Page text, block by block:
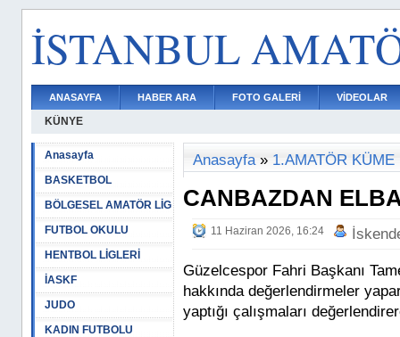
İSTANBUL
ANASAYFA HABER ARA FOTO GALERİ VİDEOLAR
KÜNYE
Anasayfa
BASKETBOL
BÖLGESEL AMATÖR LİG
FUTBOL OKULU
HENTBOL LİGLERİ
İASKF
JUDO
KADIN FUTBOLU
Anasayfa» 1.AMATÖR KÜME
CANBAZDAN
11 Haziran 2026, 16:24
Güzelcespor Fahri Başkanı
hakkında değerlendirmeler
yaptığı çalışmaları